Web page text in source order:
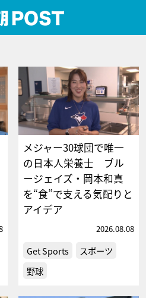
メジャー30球団で唯一
の日本人栄養士 ブル
ージェイズ・岡本和真
を“食”で支える気配りと
アイデア
2026.08.08
Get Sports
スポーツ
野球